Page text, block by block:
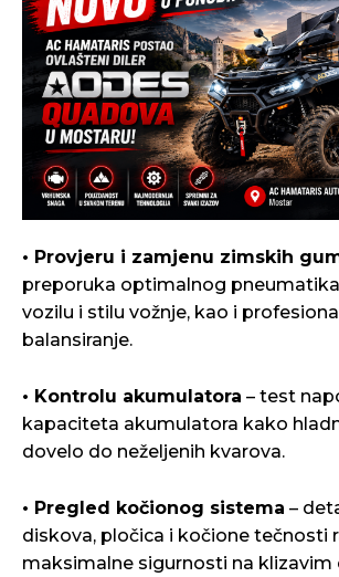
• Provjeru i zamjenu zimskih
preporuka optimalnog
vozilu i stilu vožnje, kao i
balansiranje.
• Kontrolu akumulatora – test
kapaciteta akumulatora kako
dovelo do neželjenih kvarova.
• Pregled kočionog sistema –
diskova, pločica i kočione tečnosti
maksimalne sigurnosti na klizavim